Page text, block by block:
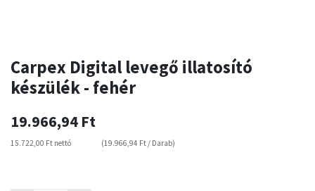
Carpex Digital levegő illatosító
készülék - fehér
19.966,94 Ft
15.722,00 Ft nettó (19.966,94 Ft / Darab)